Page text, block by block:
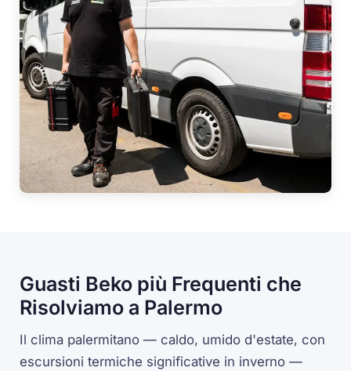
Guasti Beko più Frequenti che
Risolviamo a Palermo
Il clima palermitano — caldo, umido d'estate, con
escursioni termiche significative in inverno —